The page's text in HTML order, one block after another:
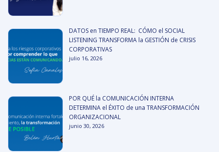
DATOS en TIEMPO REAL: CÓMO el SOCIAL
LISTENING TRANSFORMA la GESTIÓN de CRISIS
CORPORATIVAS
julio 16, 2026
POR QUÉ la COMUNICACIÓN INTERNA
DETERMINA el ÉXITO de una TRANSFORMACIÓN
ORGANIZACIONAL
junio 30, 2026